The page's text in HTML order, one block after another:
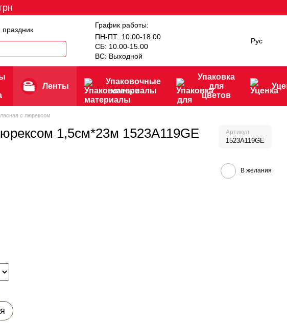
праздник
График работы:
ПН-ПТ: 10.00-18.00
СБ: 10.00-15.00
ВС: Выходной
Рус
Ленты
Упаковочные
материалы
Упаковка
для
цветов
с люрексом
1,5см*23м 1523A119GE Артикул
1523A119GE
В желания